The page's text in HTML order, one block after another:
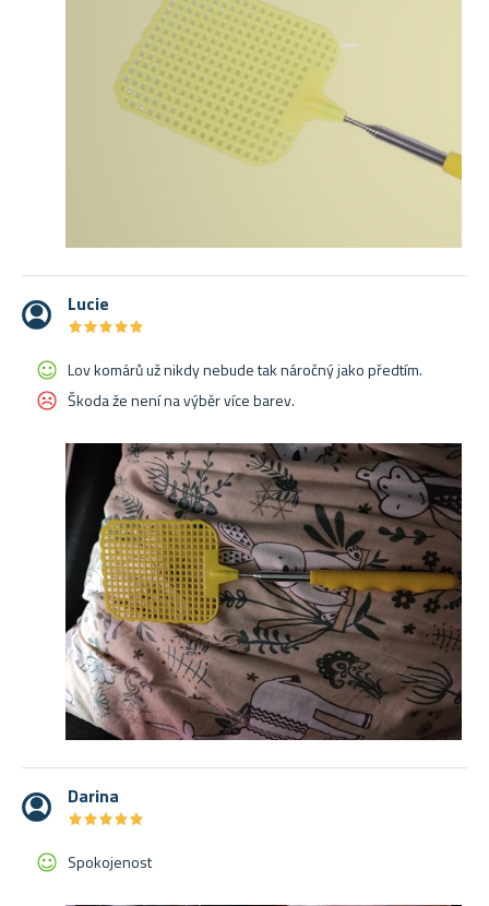
Lucie
★★★★★
★★★★★
Lov komárů už nikdy nebude tak náročný jako předtím.
Škoda že není na výběr více barev.
Darina
★★★★★
★★★★★
Spokojenost